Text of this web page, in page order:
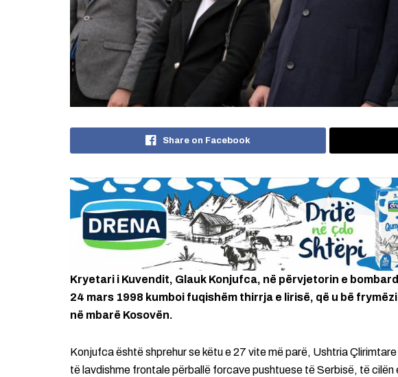
Share on Facebook
Kryetari i Kuvendit, Glauk Konjufca, në përvjetorin e
24 mars 1998 kumboi fuqishëm thirrja e lirisë, që u bë
në mbarë Kosovën.
Konjufca është shprehur se këtu e 27 vite më parë, Ushtria
të lavdishme frontale përballë forcave pushtuese të Serbisë, të